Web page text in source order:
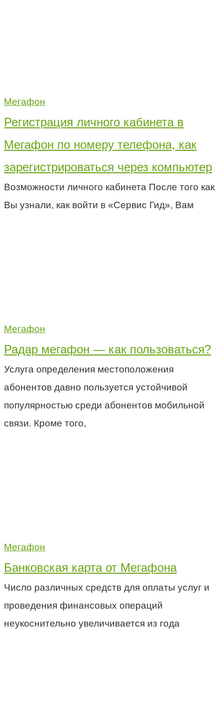
Мегафон
Регистрация личного кабинета в
Мегафон по номеру телефона, как
зарегистрироваться через компьютер
Возможности личного кабинета После того как
Вы узнали, как войти в «Сервис Гид», Вам
Мегафон
Радар мегафон — как пользоваться?
Услуга определения местоположения
абонентов давно пользуется устойчивой
популярностью среди абонентов мобильной
связи. Кроме того,
Мегафон
Банковская карта от Мегафона
Число различных средств для оплаты услуг и
проведения финансовых операций
неукоснительно увеличивается из года